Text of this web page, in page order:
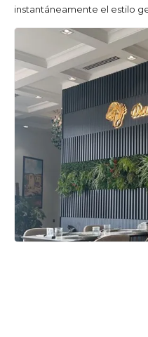
instantáneamente el estilo